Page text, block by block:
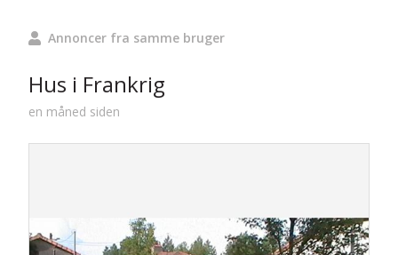
Annoncer fra samme bruger
Hus i Frankrig
en måned siden